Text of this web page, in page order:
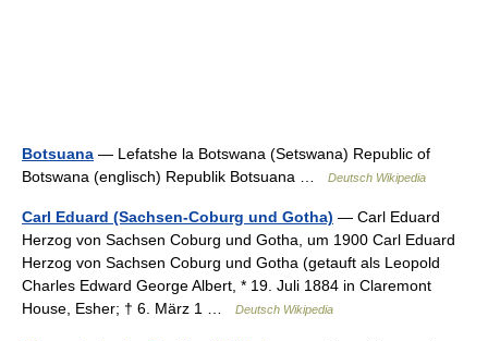
Botsuana — Lefatshe la Botswana (Setswana) Republic of
Botswana (englisch) Republik Botsuana …
Deutsch Wikipedia
Carl Eduard (Sachsen-Coburg und Gotha) — Carl Eduard
Herzog von Sachsen Coburg und Gotha, um 1900 Carl Eduard
Herzog von Sachsen Coburg und Gotha (getauft als Leopold
Charles Edward George Albert, * 19. Juli 1884 in Claremont
House, Esher; † 6. März 1 …
Deutsch Wikipedia